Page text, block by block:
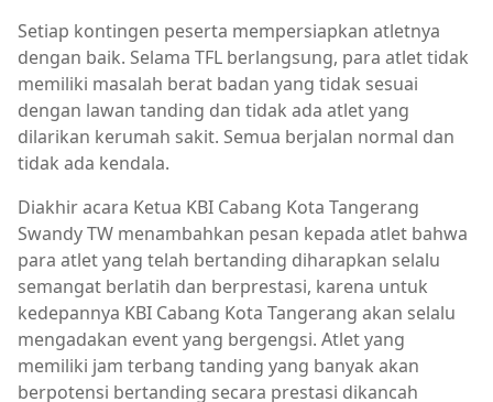
Setiap kontingen peserta mempersiapkan atletnya
dengan baik. Selama TFL berlangsung, para atlet tidak
memiliki masalah berat badan yang tidak sesuai
dengan lawan tanding dan tidak ada atlet yang
dilarikan kerumah sakit. Semua berjalan normal dan
tidak ada kendala.
Diakhir acara Ketua KBI Cabang Kota Tangerang
Swandy TW menambahkan pesan kepada atlet bahwa
para atlet yang telah bertanding diharapkan selalu
semangat berlatih dan berprestasi, karena untuk
kedepannya KBI Cabang Kota Tangerang akan selalu
mengadakan event yang bergengsi. Atlet yang
memiliki jam terbang tanding yang banyak akan
berpotensi bertanding secara prestasi dikancah